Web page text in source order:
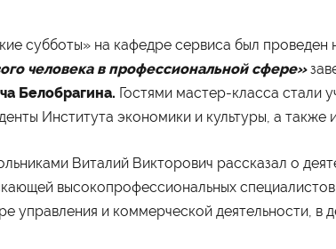
Приёмная комиссия
Правила приёма
Количество мест для приёма
Дни открытых дверей
Стоимость обучения
Проходные баллы
Вступительные испытания
Списки поступающих
Международная программа
Военно-
Библиотека
Полезные
Антиплагиат
Карта
субботы» на кафедре сервиса был проведен
человека в профессиональной сфере»
Белобрагина. Гостями мастер-класса стали
Института экономики и культуры, а также
Виталий Викторович рассказал о
высокопрофессиональных
управления и коммерческой деятельности, в